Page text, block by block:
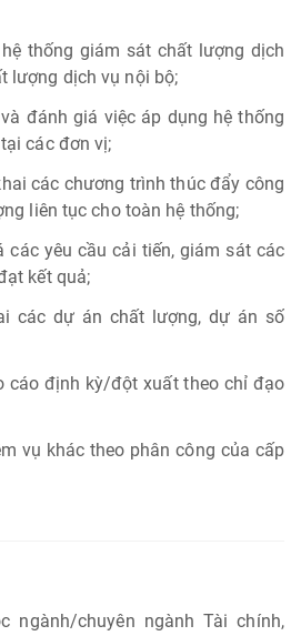
thống giám sát chất lượng dịch
lượng dịch vụ nội bộ;
đánh giá việc áp dụng hệ thống
các đơn vị;
các chương trình thúc đẩy công
liên tục cho toàn hệ thống;
các yêu cầu cải tiến, giám sát các
kết quả;
các dự án chất lượng, dự án số
cáo định kỳ/đột xuất theo chỉ đạo
vụ khác theo phân công của cấp
ngành/chuyên ngành Tài chính,